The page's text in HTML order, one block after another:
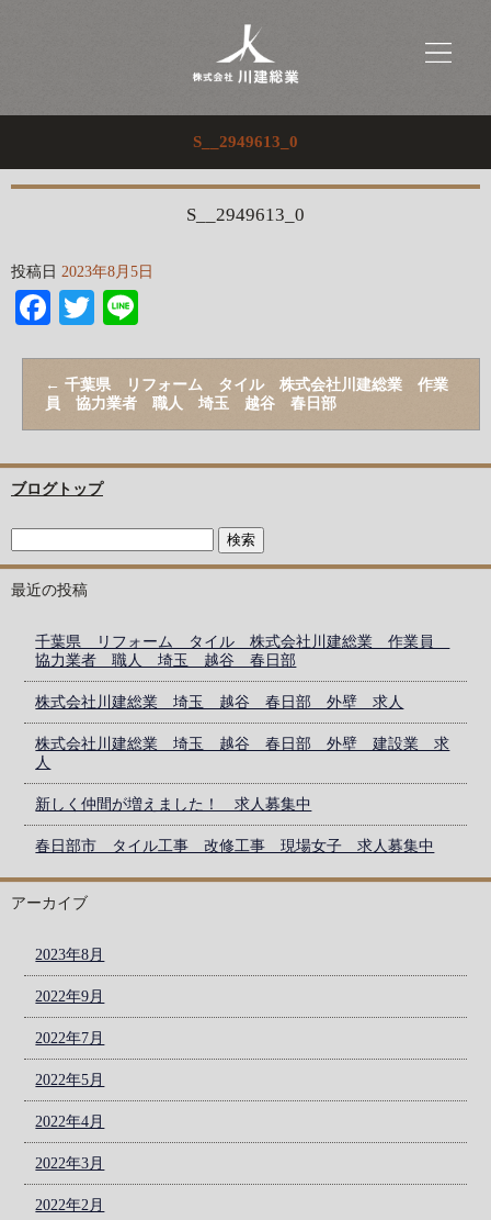
S__2949613_0
S__2949613_0
投稿日 2023年8月5日
Facebook
Twitter
← 千葉県 リフォーム タイル 株式会社川建総業 作業
員 協力業者 職人 埼玉 越谷 春日部
ブログトップ
最近の投稿
千葉県 リフォーム タイル 株式会社川建総業 作業員
協力業者 職人 埼玉 越谷 春日部
株式会社川建総業 埼玉 越谷 春日部 外壁 求人
株式会社川建総業 埼玉 越谷 春日部 外壁 建設業 求
人
新しく仲間が増えました！ 求人募集中
春日部市 タイル工事 改修工事 現場女子 求人募集中
アーカイブ
2023年8月
2022年9月
2022年7月
2022年5月
2022年4月
2022年3月
2022年2月